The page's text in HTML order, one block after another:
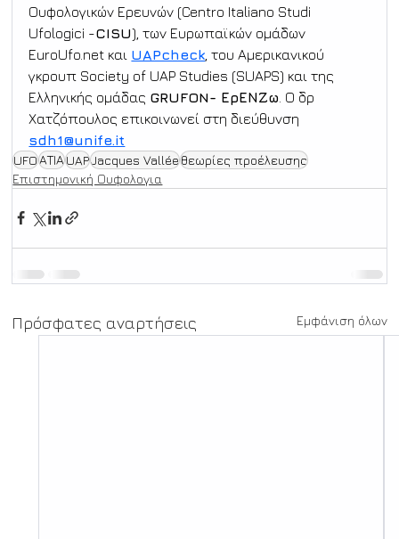
Ουφολογικών Ερευνών (Centro Italiano Studi
Ufologici -CISU), των Ευρωπαϊκών ομάδων
EuroUfo.net και UAPcheck , του Αμερικανικού
γκρουπ Society of UAP Studies (SUAPS) και της
Ελληνικής ομάδας GRUFON- ΕρΕΝΖω . Ο δρ
Χατζόπουλος επικοινωνεί στη διεύθυνση
sdh1@unife.it
UFOΑΤΙΑUAPJacques Valléeθεωρίες προέλευσης
Επιστημονική Ουφολογια
Πρόσφατες αναρτήσεις Εμφάνιση όλων